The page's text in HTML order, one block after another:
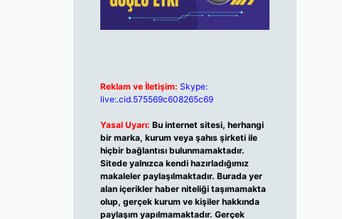
Reklam ve İletişim: Skype:
live:.cid.575569c608265c69
Yasal Uyarı: Bu internet sitesi, herhangi
bir marka, kurum veya şahıs şirketi ile
hiçbir bağlantısı bulunmamaktadır.
Sitede yalnızca kendi hazırladığımız
makaleler paylaşılmaktadır. Burada yer
alan içerikler haber niteliği taşımamakta
olup, gerçek kurum ve kişiler hakkında
paylaşım yapılmamaktadır. Gerçek